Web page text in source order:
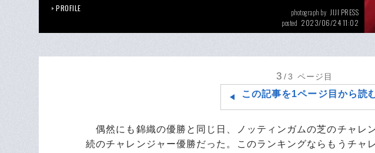
PROFILE photograph by JIJI PRESS
posted 2023/06/24 11:02
3 /3 ページ目
この記事を1ページ目から読
偶然にも錦織の優勝と同じ日、ノッティンガムの芝のチャレ
続のチャレンジャー優勝だった。このランキングならもうチャ